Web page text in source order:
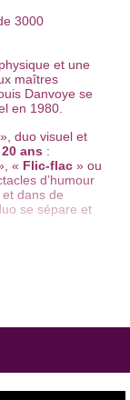
3000
et une
maîtres
Danvoye se
en 1980.
», duo visuel et
ans :
« Flic-flac » ou
d’humour
dans de
se sépare et
de comédiens.
interprète